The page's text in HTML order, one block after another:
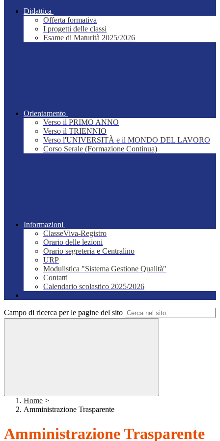
Didattica
Offerta formativa
I progetti delle classi
Esame di Maturità 2025/2026
Orientamento
Verso il PRIMO ANNO
Verso il TRIENNIO
Verso l'UNIVERSITÀ e il MONDO DEL LAVORO
Corso Serale (Formazione Continua)
Informazioni
ClasseViva-Registro
Orario delle lezioni
Orario segreteria e Centralino
URP
Modulistica "Sistema Gestione Qualità"
Contatti
Calendario scolastico 2025/2026
Campo di ricerca per le pagine del sito
Home >
Amministrazione Trasparente
Amministrazione Trasparente